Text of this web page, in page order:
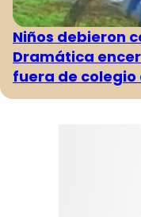
Niños debieron
Dramática
fuera de colegio